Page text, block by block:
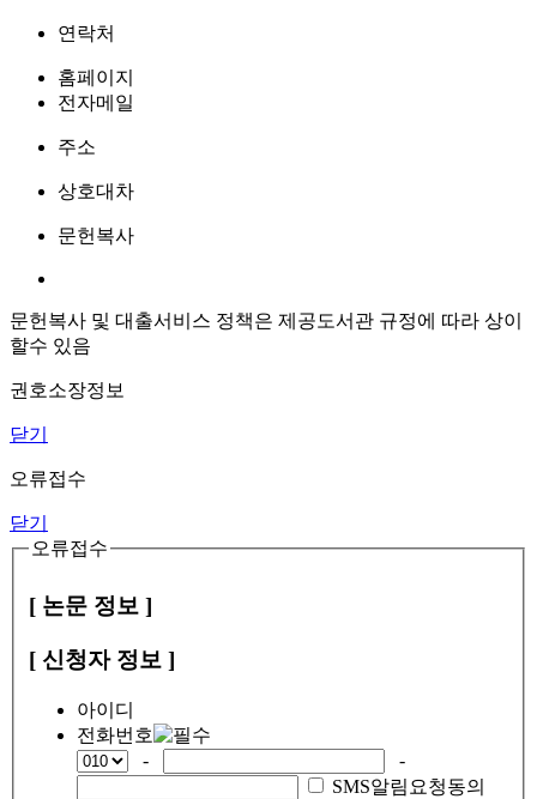
연락처
홈페이지
전자메일
주소
상호대차
문헌복사
문헌복사 및 대출서비스 정책은 제공도서관 규정에 따라 상이
할수 있음
권호소장정보
닫기
오류접수
닫기
오류접수
[ 논문 정보 ]
[ 신청자 정보 ]
아이디
전화번호
-
-
SMS알림요청동의